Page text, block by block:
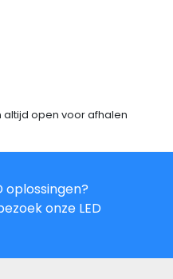
altijd open voor afhalen
oplossingen?
onze LED